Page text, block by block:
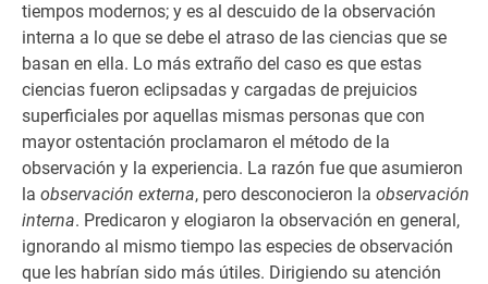
tiempos modernos; y es al descuido de la observación
interna a lo que se debe el atraso de las ciencias que se
basan en ella. Lo más extraño del caso es que estas
ciencias fueron eclipsadas y cargadas de prejuicios
superficiales por aquellas mismas personas que con
mayor ostentación proclamaron el método de la
observación y la experiencia. La razón fue que asumieron
la observación externa, pero desconocieron la observación
interna. Predicaron y elogiaron la observación en general,
ignorando al mismo tiempo las especies de observación
que les habrían sido más útiles. Dirigiendo su atención